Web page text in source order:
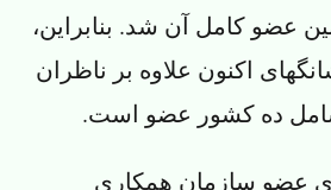
عضو کامل آن شد. بنابراین،
اکنون علاوه بر ناظران
ده کشور عضو است.
عضو سازمان همکاری